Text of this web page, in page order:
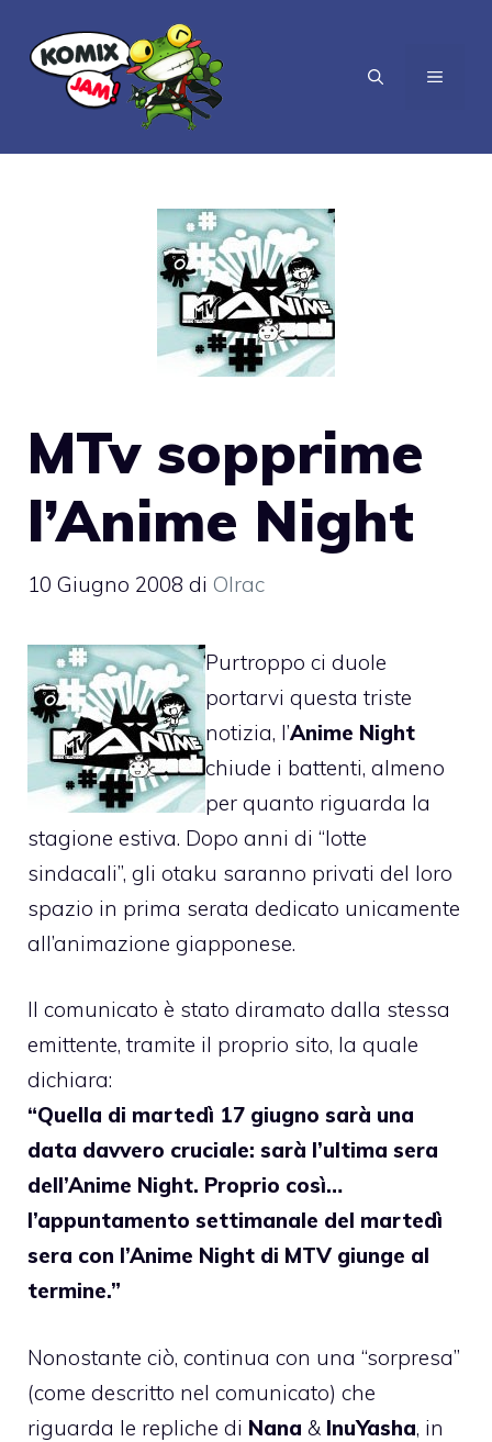
contenuto
MENU
MTv sopprime
l’Anime Night
10 Giugno 2008 di Olrac
Purtroppo ci duole
portarvi questa triste
notizia, l’Anime Night
chiude i battenti, almeno
per quanto riguarda la
stagione estiva. Dopo anni di “lotte
sindacali”, gli otaku saranno privati del loro
spazio in prima serata dedicato unicamente
all’animazione giapponese.
Il comunicato è stato diramato dalla stessa
emittente, tramite il proprio sito, la quale
dichiara:
“Quella di martedì 17 giugno sarà una
data davvero cruciale: sarà l’ultima sera
dell’Anime Night. Proprio così…
l’appuntamento settimanale del martedì
sera con l’Anime Night di MTV giunge al
termine.”
Nonostante ciò, continua con una “sorpresa”
(come descritto nel comunicato) che
riguarda le repliche di Nana & InuYasha, in